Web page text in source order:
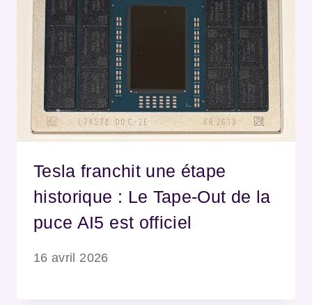
Tesla franchit une étape
historique : Le Tape-Out de la
puce AI5 est officiel
16 avril 2026